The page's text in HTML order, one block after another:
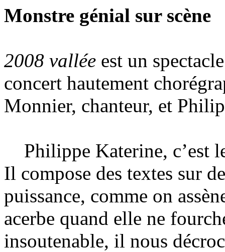
Monstre génial sur scène
2008 vallée est un
concert hautement
Monnier, chanteur, et
Philippe Katerine, c’est
Il compose des textes sur
puissance, comme on
acerbe quand elle ne
insoutenable, il nous